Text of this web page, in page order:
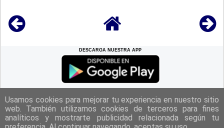
DESCARGA NUESTRA APP
REGRESAR A LACIMA
|Politica de Privacidad|Aviso Legal| Términos y Condiciones
|
Contacto|
Usamos cookies para mejorar tu experiencia en nuestro sitio
web. También utilizamos cookies de terceros para fines
analíticos y mostrarte publicidad relacionada según tu